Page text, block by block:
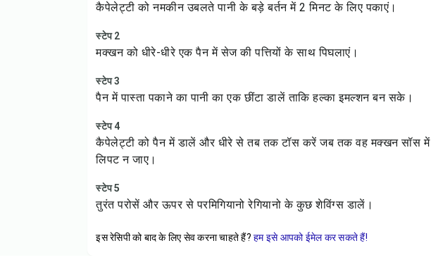
कैपेलेट्टी को नमकीन उबलते पानी के बड़े बर्तन में 2 मिनट के लिए पकाएं।
स्टेप 2
मक्खन को धीरे-धीरे एक पैन में सेज की पत्तियों के साथ पिघलाएं।
स्टेप 3
पैन में पास्ता पकाने का पानी का एक छींटा डालें ताकि हल्का इमल्शन बन सके।
स्टेप 4
कैपेलेट्टी को पैन में डालें और धीरे से तब तक टॉस करें जब तक वह मक्खन सॉस में
लिपट न जाए।
स्टेप 5
तुरंत परोसें और ऊपर से परमिगियानो रेगियानो के कुछ शेविंग्स डालें।
इस रेसिपी को बाद के लिए सेव करना चाहते हैं? हम इसे आपको ईमेल कर सकते हैं!